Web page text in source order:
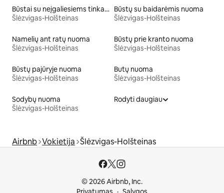
Būstai su neįgaliesiems tinkamo aukščio lova
Šlėzvigas-Holšteinas
Būstų su baidarėmis nuoma
Šlėzvigas-Holšteinas
Namelių ant ratų nuoma
Šlėzvigas-Holšteinas
Būstų prie kranto nuoma
Šlėzvigas-Holšteinas
Būstų pajūryje nuoma
Šlėzvigas-Holšteinas
Butų nuoma
Šlėzvigas-Holšteinas
Sodybų nuoma
Šlėzvigas-Holšteinas
Rodyti daugiau
Airbnb Vokietija Šlėzvigas-Holšteinas
© 2026 Airbnb, Inc.